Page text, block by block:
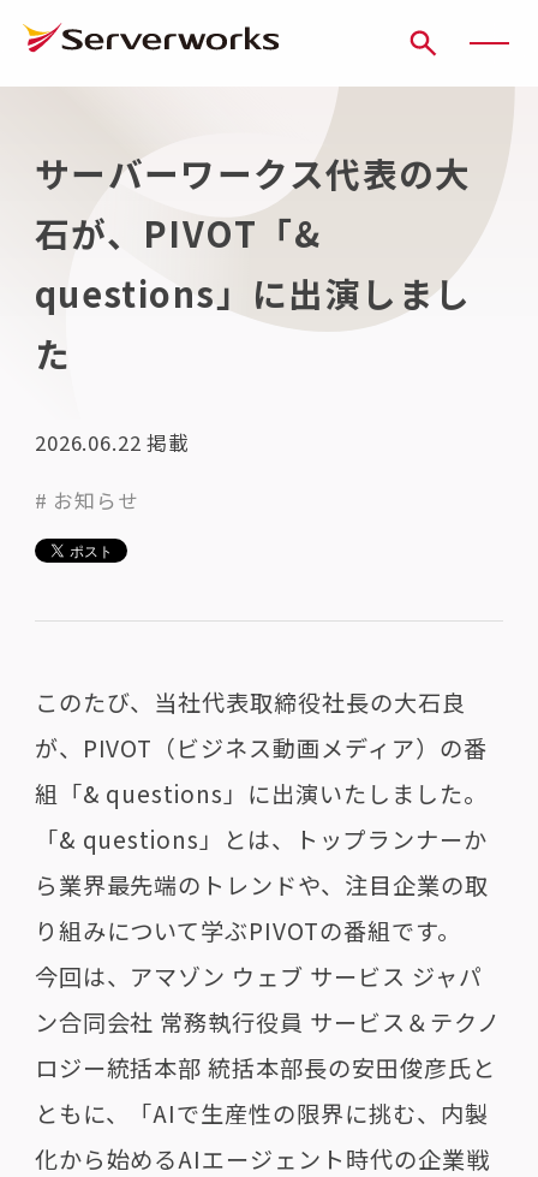
サーバーワークス代表の大
石が、PIVOT「&
questions」に出演しまし
た
2026.06.22 掲載
# お知らせ
このたび、当社代表取締役社長の大石良
が、PIVOT（ビジネス動画メディア）の番
組「& questions」に出演いたしました。
「& questions」とは、トップランナーか
ら業界最先端のトレンドや、注目企業の取
り組みについて学ぶPIVOTの番組です。
今回は、アマゾン ウェブ サービス ジャパ
ン合同会社 常務執行役員 サービス＆テクノ
ロジー統括本部 統括本部長の安田俊彦氏と
ともに、「AIで生産性の限界に挑む、内製
化から始めるAIエージェント時代の企業戦